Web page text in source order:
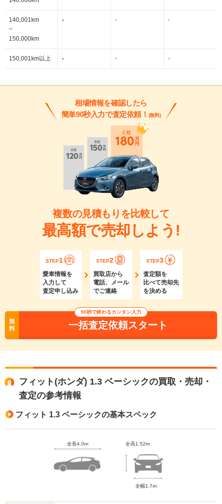
140,001km
~
150,000km
- - -
150,001km以上 - - -
相場情報を確認したら
簡単90秒入力で査定依頼！ (無料)
複数の見積もりを比較して
最高額で売却しよう!
STEP1
愛車情報を
入力して
査定申し込み
STEP2
買取店から
電話、メール
でご連絡
STEP3
査定額を
比べて売却先
を決める
無
料
90秒で終わるカンタン入力
一括査定依頼スタート
フィット(ホンダ) 1.3 ベーシックの買取・売却・
査定の参考情報
フィット 1.3 ベーシックの基本スペック
全長4.0m 全高1.52m
全幅1.7m